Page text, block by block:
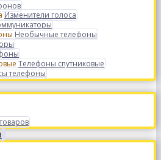
Изменители голоса
Необычные телефоны
Телефоны спутниковые
телефоны